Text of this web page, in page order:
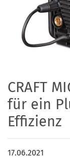
CRAFT
für ein
Effizienz
17.06.2021